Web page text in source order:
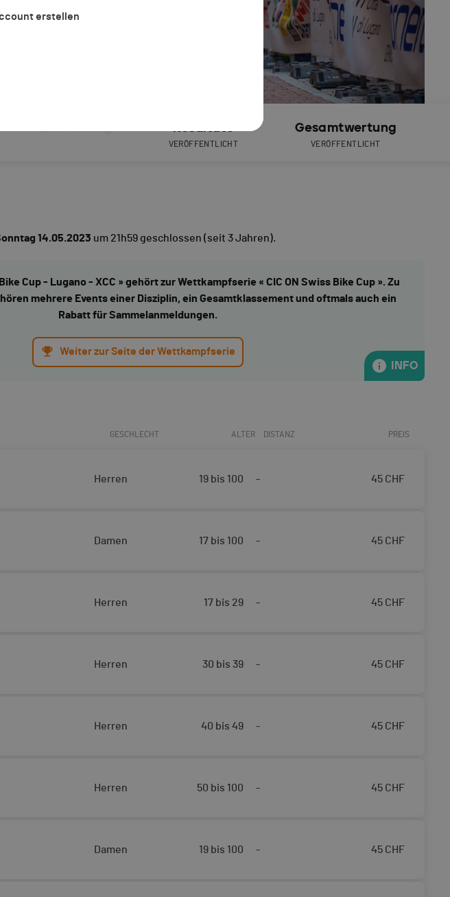
erstellen
Live Timing Resultate
VERÖFFENTLICHT
Gesamtwertung
VERÖFFENTLICHT
14.05.2023 um 21h59 geschlossen (seit 3 Jahren).
Cup - Lugano - XCC » gehört zur Wettkampfserie « CIC ON Swiss Bike Cup ». Zu
mehrere Events einer Disziplin, ein Gesamtklassement und oftmals auch ein
Rabatt für Sammelanmeldungen.
Weiter zur Seite der Wettkampfserie
INFO
GESCHLECHT ALTER DISTANZ PREIS
Herren 19 bis 100 - 45 CHF
Damen 17 bis 100 - 45 CHF
Herren 17 bis 29 - 45 CHF
Herren 30 bis 39 - 45 CHF
Herren 40 bis 49 - 45 CHF
Herren 50 bis 100 - 45 CHF
Damen 19 bis 100 - 45 CHF